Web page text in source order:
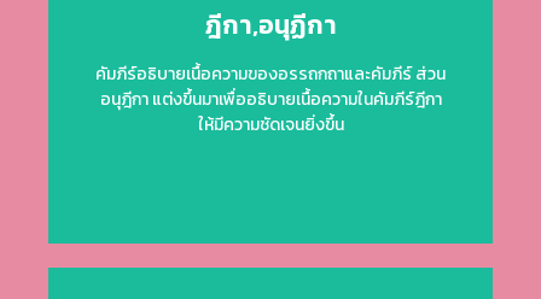
ฎีกา,อนุฏีกา
คัมภีร์อธิบายเนื้อความของอรรถกถาและคัมภีร์ ส่วน
อนุฎีกา แต่งขึ้นมาเพื่ออธิบายเนื้อความในคัมภีร์ฎีกา
ให้มีความชัดเจนยิ่งขึ้น
คัมภีร์อธิบายเนื้อความของอรรถกถาและคัมภีร์ ส่วน
อนุฎีกา แต่งขึ้นมาเพื่ออธิบายเนื้อความในคัมภีร์ฎีกา
ให้มีความชัดเจนยิ่งขึ้น